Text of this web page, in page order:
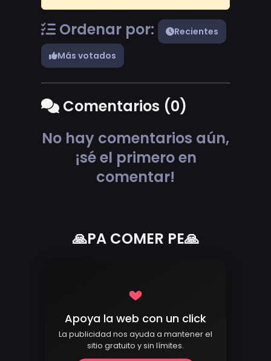
Ordenar por:
Recientes
Más votados
Comentarios (0)
No hay comentarios aún,
¡sé el primero en
comentar!
🙏PA COMER PE🙏
Apoya la web con un click
La publicidad nos ayuda a mantener el
sitio gratuito y sin límites.